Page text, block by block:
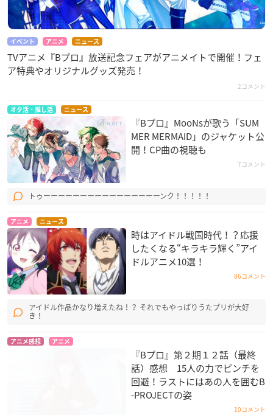
イベント アニメ ニュース
TVアニメ『Bプロ』放送記念フェアがアニメイトで開催！フェ
ア特典やオリジナルグッズ発売！
2コメント
オタ活・推し活 ニュース
『Bプロ』MooNs​が歌う「SUM
MER MERMAID」のジャケット公
開！CP曲の視聴も
7コメント
トゥーーーーーーーーーーーーーーーーンク！！！！！
アニメ ニュース
時はアイドル戦国時代！？応援
したくなる“キラキラ輝く”アイ
ドルアニメ10選！
86コメント
アイドル作品かなり増えたね！？ それでもやっぱりうたプリが大好
き！
アニメ感想 アニメ
『Bプロ』第２期１２話（最終
話）感想 15人の力でピンチを
回避！ラストにはあの人を囲むB
-PROJECTの姿
10コメント